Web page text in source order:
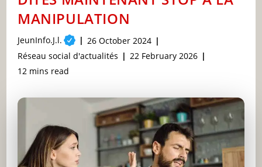
MANIPULATION
Post
author:
JeunInfo.J.l.
Post
published:
26 October 2024
Post
category:
Réseau social d'actualités
Post
22 February 2026
Reading
12 mins read